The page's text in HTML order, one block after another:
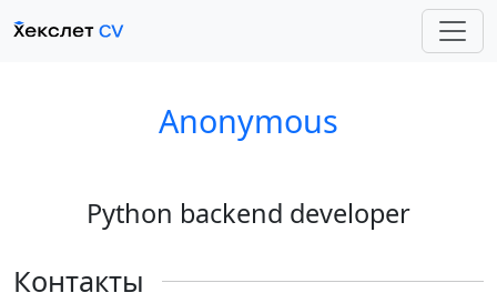
Anonymous
Python backend developer
Контакты